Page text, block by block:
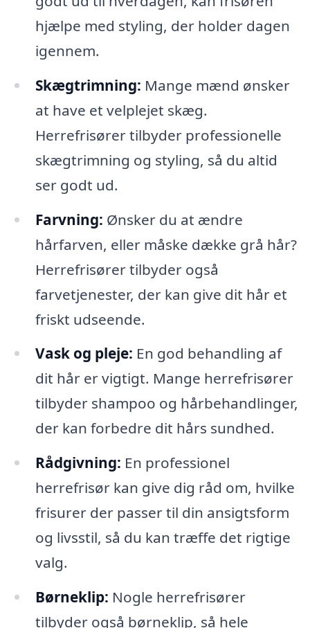
hjælpe med styling, der holder dagen
igennem.
Skægtrimning: Mange mænd ønsker
at have et velplejet skæg.
Herrefrisører tilbyder professionelle
skægtrimning og styling, så du altid
ser godt ud.
Farvning: Ønsker du at ændre
hårfarven, eller måske dække grå hår?
Herrefrisører tilbyder også
farvetjenester, der kan give dit hår et
friskt udseende.
Vask og pleje: En god behandling af
dit hår er vigtigt. Mange herrefrisører
tilbyder shampoo og hårbehandlinger,
der kan forbedre dit hårs sundhed.
Rådgivning: En professionel
herrefrisør kan give dig råd om, hvilke
frisurer der passer til din ansigtsform
og livsstil, så du kan træffe det rigtige
valg.
Børneklip: Nogle herrefrisører
tilbyder også børneklip, så hele